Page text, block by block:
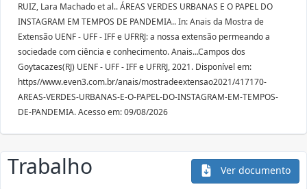
RUIZ, Lara Machado et al.. ÁREAS VERDES URBANAS E O PAPEL DO
INSTAGRAM EM TEMPOS DE PANDEMIA.. In: Anais da Mostra de
Extensão UENF - UFF - IFF e UFRRJ: a nossa extensão permeando a
sociedade com ciência e conhecimento. Anais...Campos dos
Goytacazes(RJ) UENF - UFF - IFF e UFRRJ, 2021. Disponível em:
https//www.even3.com.br/anais/mostradeextensao2021/417170-
AREAS-VERDES-URBANAS-E-O-PAPEL-DO-INSTAGRAM-EM-TEMPOS-
DE-PANDEMIA. Acesso em: 09/08/2026
Trabalho Ver documento